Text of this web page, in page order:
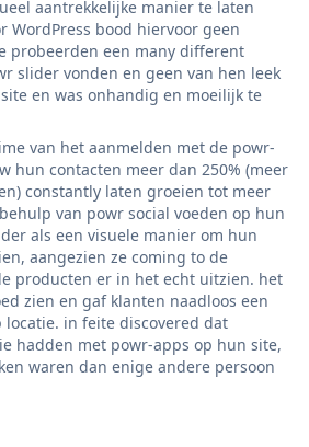
aantrekkelijke manier te laten
WordPress bood hiervoor geen
probeerden een many different
slider vonden en geen van hen leek
en was onhandig en moeilijk te
van het aanmelden met de powr-
hun contacten meer dan 250% (meer
constantly laten groeien tot meer
van powr social voeden op hun
als een visuele manier om hun
aangezien ze coming to de
producten er in het echt uitzien. het
zien en gaf klanten naadloos een
in feite discovered dat
hadden met powr-apps op hun site,
waren dan enige andere persoon